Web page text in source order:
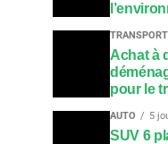
TRANSPORT
Achat à
pour le
AUTO 5
SUV 6